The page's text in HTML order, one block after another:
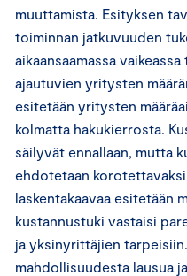
muuttamista. Esityksen
toiminnan jatkuvuuden
aikaansaamassa
ajautuvien yritysten
esitetään yritysten
kolmatta hakukierrosta.
säilyvät ennallaan, mutta
ehdotetaan
laskentakaavaa esitetään
kustannustuki vastaisi
ja yksinyrittäjien
mahdollisuudesta lausua